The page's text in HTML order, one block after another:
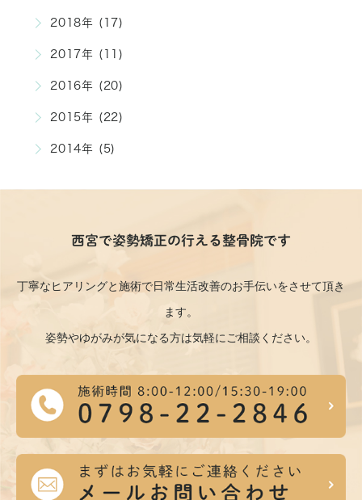
2018年 (17)
2017年 (11)
2016年 (20)
2015年 (22)
2014年 (5)
西宮で姿勢矯正の行える整骨院です
丁寧なヒアリングと施術で日常生活改善のお手伝いをさせて頂き
ます。
姿勢やゆがみが気になる方は気軽にご相談ください。